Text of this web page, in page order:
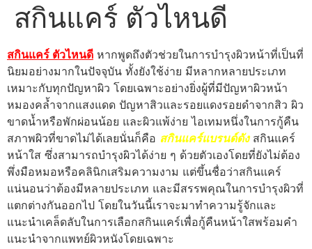
สกินแคร์ ตัวไหนดี
สกินแคร์ ตัวไหนดี หากพูดถึงตัวช่วยในการบำรุงผิวหน้าที่เป็นที่
นิยมอย่างมากในปัจจุบัน ทั้งยังใช้ง่าย มีหลากหลายประเภท
เหมาะกับทุกปัญหาผิว โดยเฉพาะอย่างยิ่งผู้ที่มีปัญหาผิวหน้า
หมองคล้ำจากแสงแดด ปัญหาสิวและรอยแดงรอยดำจากสิว ผิว
ขาดน้ำหรือพักผ่อนน้อย และผิวแพ้ง่าย ไอเทมหนึ่งในการกู้คืน
สภาพผิวที่ขาดไม่ได้เลยนั่นก็คือ สกินแคร์แบรนด์ดังสกินแคร์
หน้าใส ซึ่งสามารถบำรุงผิวได้ง่าย ๆ ด้วยตัวเองโดยที่ยังไม่ต้อง
พึ่งมือหมอหรือคลินิกเสริมความงาม แต่ขึ้นชื่อว่าสกินแคร์
แน่นอนว่าต้องมีหลายประเภท และมีสรรพคุณในการบำรุงผิวที่
แตกต่างกันออกไป โดยในวันนี้เราจะมาทำความรู้จักและ
แนะนำเคล็ดลับในการเลือกสกินแคร์เพื่อกู้คืนหน้าใสพร้อมคำ
แนะนำจากแพทย์ผิวหนังโดยเฉพาะ